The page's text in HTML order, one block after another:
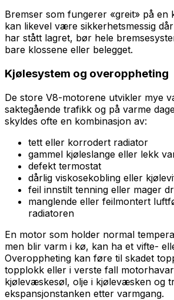
Bremser som fungerer «greit» på en
kan likevel være sikkerhetsmessig
har stått lagret, bør hele
bare klossene eller belegget.
Kjølesystem og overoppheting
De store V8-motorene utvikler mye
saktegående trafikk og på varme
skyldes ofte en kombinasjon av:
tett eller korrodert radiator
gammel kjøleslange eller lekk
defekt termostat
dårlig viskosekobling eller
feil innstilt tenning eller mager
manglende eller feilmontert
radiatoren
En motor som holder normal
men blir varm i kø, kan ha et vifte-
Overoppheting kan føre til skadet
topplokk eller i verste fall
kjølevæskesøl, olje i kjølevæsken og
ekspansjonstanken etter varmgang.